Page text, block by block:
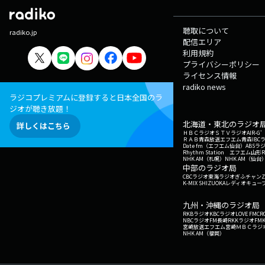
radiko.jp
ラジコプレミアムに登録すると日本全国のラ
ジオが聴き放題！
詳しくはこちら
聴取について
配信エリア
利用規約
プライバシーポリシー
ライセンス情報
radiko news
北海道・東北のラジオ
ＨＢＣラジオＳＴＶラジオAIR-G'
ＲＡＢ青森放送エフエム青森IBC
Date fm（エフエム仙台） ABSラ
Rhythm Station エフエム山形
NHK AM（札幌） NHK AM（仙台
中部のラジオ局
CBCラジオ東海ラジオぎふチャン
K-MIX SHIZUOKAレディオキュー
九州・沖縄のラジオ局
RKBラジオKBCラジオLOVE FM
NBCラジオFM長崎RKKラジオ
宮崎放送エフエム宮崎ＭＢＣラジ
NHK AM（福岡）